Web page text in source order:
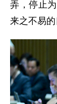
弄，停止
来之不易的